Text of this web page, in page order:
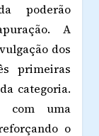
poderão
A
dos
primeiras
categoria.
com uma
o